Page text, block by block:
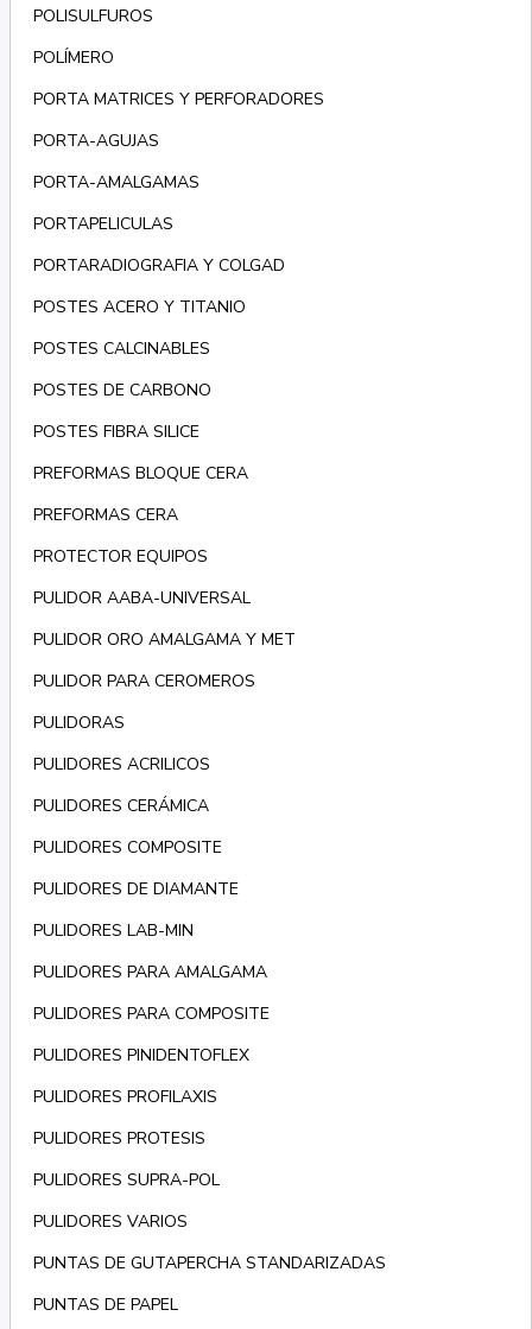
POLISULFUROS
POLÍMERO
PORTA MATRICES Y PERFORADORES
PORTA-AGUJAS
PORTA-AMALGAMAS
PORTAPELICULAS
PORTARADIOGRAFIA Y COLGAD
POSTES ACERO Y TITANIO
POSTES CALCINABLES
POSTES DE CARBONO
POSTES FIBRA SILICE
PREFORMAS BLOQUE CERA
PREFORMAS CERA
PROTECTOR EQUIPOS
PULIDOR AABA-UNIVERSAL
PULIDOR ORO AMALGAMA Y MET
PULIDOR PARA CEROMEROS
PULIDORAS
PULIDORES ACRILICOS
PULIDORES CERÁMICA
PULIDORES COMPOSITE
PULIDORES DE DIAMANTE
PULIDORES LAB-MIN
PULIDORES PARA AMALGAMA
PULIDORES PARA COMPOSITE
PULIDORES PINIDENTOFLEX
PULIDORES PROFILAXIS
PULIDORES PROTESIS
PULIDORES SUPRA-POL
PULIDORES VARIOS
PUNTAS DE GUTAPERCHA STANDARIZADAS
PUNTAS DE PAPEL